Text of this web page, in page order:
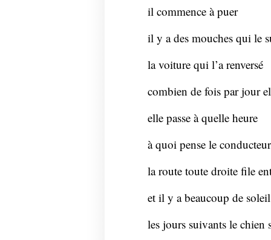
il commence à puer
il y a des mouches qui le
la voiture qui l’a renversé
combien de fois par jour
elle passe à quelle heure
à quoi pense le conducteur
la route toute droite file
et il y a beaucoup de soleil
les jours suivants le chien